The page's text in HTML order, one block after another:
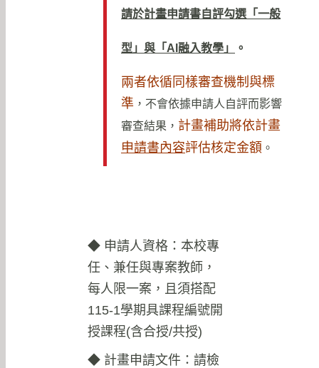
請於計畫申請書自評勾選「一般
型」與「 AI 融入教學」 。
兩者依循同樣審查機制與標
準 ，不會依據申請人自評而影響
審查結果， 計畫補助將依計畫
申請書內容評估核定金額 。
◆ 申請人資格：本校專
任、兼任與專案教師，
每人限一案，且須搭配
115-1學期具課程編號開
授課程(含合授/共授)
◆ 計畫申請文件：請檢